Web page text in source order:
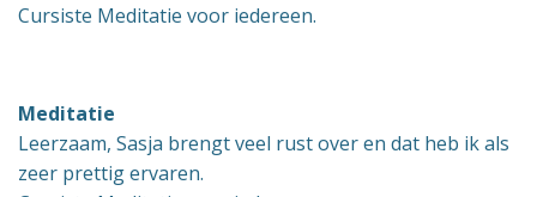
Cursiste Meditatie voor iedereen.
Meditatie
Leerzaam, Sasja brengt veel rust over en dat heb ik als
zeer prettig ervaren.